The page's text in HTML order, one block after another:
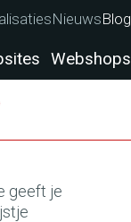
NieuwsBlog
Webshops
geeft je